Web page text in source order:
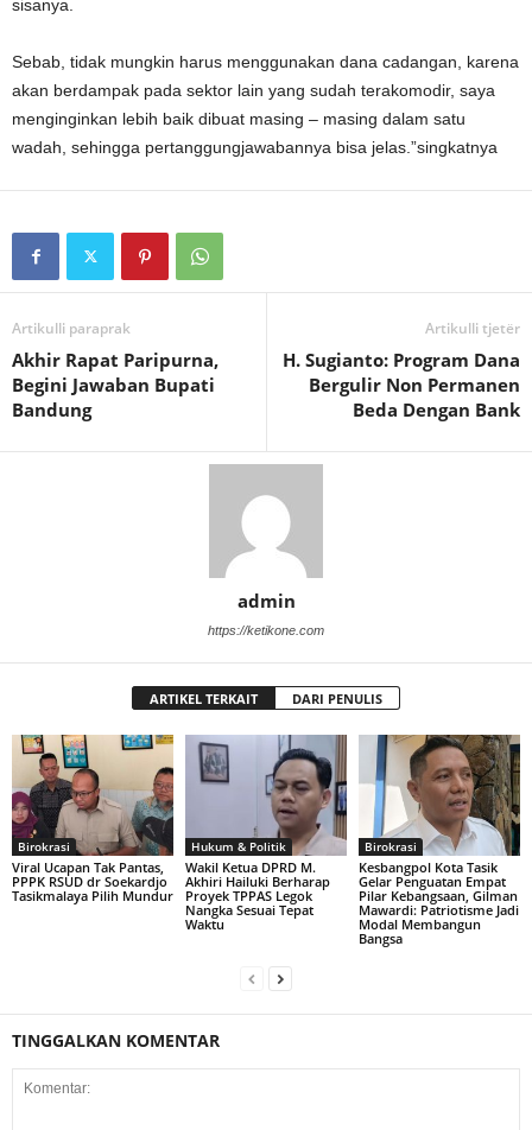
sisanya.
Sebab, tidak mungkin harus menggunakan dana cadangan, karena
akan berdampak pada sektor lain yang sudah terakomodir, saya
menginginkan lebih baik dibuat masing – masing dalam satu
wadah, sehingga pertanggungjawabannya bisa jelas.”singkatnya
Artikulli paraprak
Akhir Rapat Paripurna,
Begini Jawaban Bupati
Bandung
Artikulli tjetër
H. Sugianto: Program Dana
Bergulir Non Permanen
Beda Dengan Bank
admin
https://ketikone.com
ARTIKEL TERKAIT DARI PENULIS
Birokrasi
Viral Ucapan Tak Pantas,
PPPK RSUD dr Soekardjo
Tasikmalaya Pilih Mundur
Hukum & Politik
Wakil Ketua DPRD M.
Akhiri Hailuki Berharap
Proyek TPPAS Legok
Nangka Sesuai Tepat
Waktu
Birokrasi
Kesbangpol Kota Tasik
Gelar Penguatan Empat
Pilar Kebangsaan, Gilman
Mawardi: Patriotisme Jadi
Modal Membangun
Bangsa
TINGGALKAN KOMENTAR